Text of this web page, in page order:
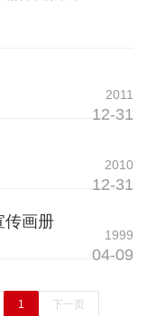
2011
12-31
2010
12-31
传画册
1999
04-09
1 下一页